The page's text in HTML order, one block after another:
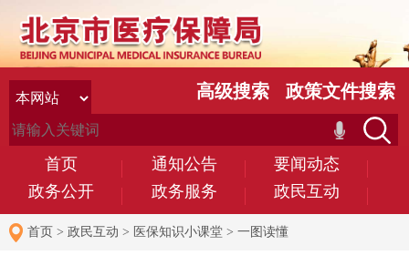
首页 通知公告
要闻动态
政务公开
政务服务 政民互动
高级搜索 政策文件搜索
首页 > 政民互动 > 医保知识小课堂 > 一图读懂